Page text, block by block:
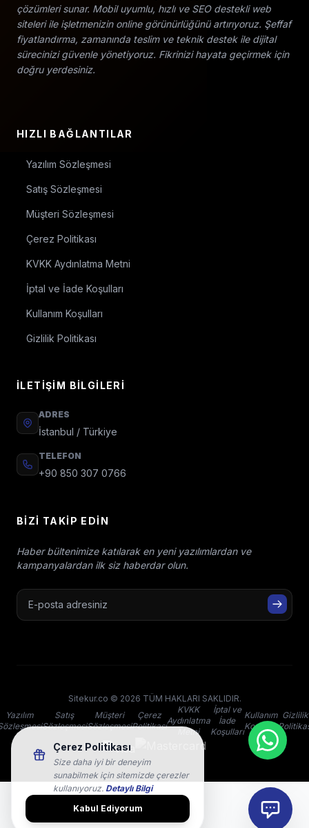
çözümleri sunar. Mobil uyumlu, hızlı ve SEO destekli web
siteleri ile işletmenizin online görünürlüğünü artırıyoruz. Şeffaf
fiyatlandırma, zamanında teslim ve teknik destek ile dijital
sürecinizi güvenle yönetiyoruz. Fikrinizi hayata geçirmek için
doğru yerdesiniz.
HIZLI BAĞLANTILAR
Yazılım Sözleşmesi
Satış Sözleşmesi
Müşteri Sözleşmesi
Çerez Politikası
KVKK Aydınlatma Metni
İptal ve İade Koşulları
Kullanım Koşulları
Gizlilik Politikası
İLETIŞIM BILGILERI
ADRES
İstanbul / Türkiye
TELEFON
+90 850 307 0766
BIZI TAKIP EDIN
Haber bültenimize katılarak en yeni yazılımlardan ve
kampanyalardan ilk siz haberdar olun.
Sitekur.co © 2026 TÜM HAKLARI SAKLIDIR.
Yazılım
Satış
Sözleşmesi
Müşteri
Sözleşmesi
Çerez
Politikası
KVKK
Aydınlatma
Metni
İptal ve
İade
Koşulları
Kullanım
Koşulları
Gizlilik
Çerez Politikası
Size daha iyi bir deneyim
sunabilmek için sitemizde çerezler
kullanıyoruz. Detaylı Bilgi
Kabul Ediyorum